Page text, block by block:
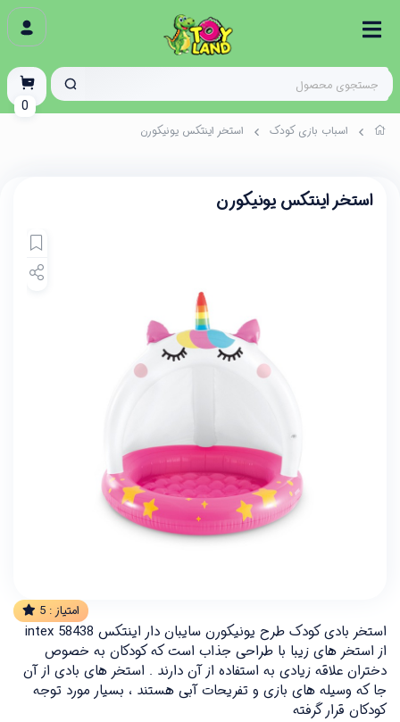
اسباب بازی کودک استخر اینتکس یونیکورن
استخر اینتکس یونیکورن
امتیاز : 5
استخر بادی کودک طرح یونیکورن سایبان دار اینتکس intex 58438
از استخر های زیبا با طراحی جذاب است که کودکان به خصوص
دختران علاقه زیادی به استفاده از آن دارند . استخر های بادی از آن
جا که وسیله های بازی و تفریحات آبی هستند ، بسیار مورد توجه
کودکان قرار گرفته
0